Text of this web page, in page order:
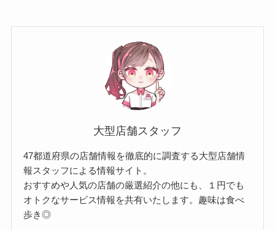
大型店舗スタッフ
47都道府県の店舗情報を徹底的に調査する大型店舗情
報スタッフによる情報サイト。
おすすめや人気の店舗の厳選紹介の他にも、１円でも
オトクなサービス情報を共有いたします。趣味は食べ
歩き◎